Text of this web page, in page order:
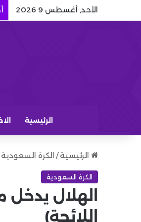
الأحد, أغسطس 9 2026
الرئيسية
الرئيسية / الكرة السعودية
الكرة السعودية
الهلال
اللائحة)